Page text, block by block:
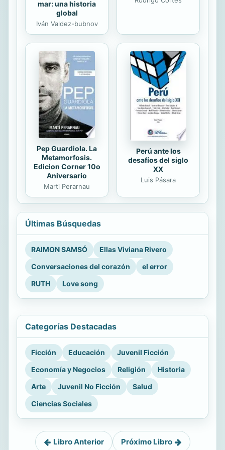
mar: una historia
global
Iván Valdez-bubnov
Pep Guardiola. La
Metamorfosis.
Edicion Corner 10o
Aniversario
Marti Perarnau
Perú ante los
desafíos del siglo
XX
Luis Pásara
Últimas Búsquedas
RAIMON SAMSÓ
Ellas Viviana Rivero
Conversaciones del corazón
el error
RUTH
Love song
Categorías Destacadas
Ficción Educación
Juvenil Ficción
Economía y Negocios
Religión
Historia
Arte
Juvenil No Ficción
Salud
Ciencias Sociales
Libro Anterior Próximo Libro